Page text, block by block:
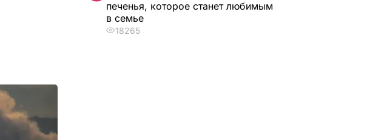
печенья, которое станет любимым
в семье
18265